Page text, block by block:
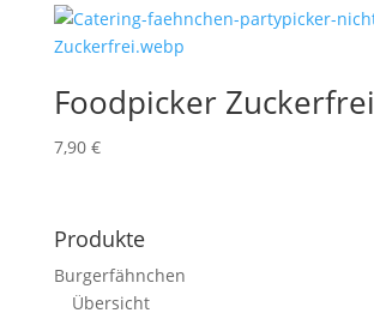
Foodpicker Zuckerfrei
7,90 €
Produkte
Burgerfähnchen
Übersicht